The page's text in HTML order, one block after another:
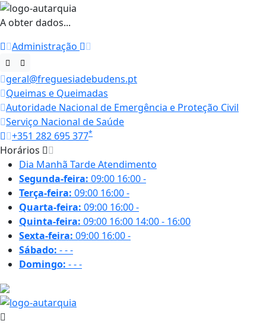
A obter dados...
Administração
geral@freguesiadebudens.pt
Queimas e Queimadas
Autoridade Nacional de Emergência e Proteção Civil
Serviço Nacional de Saúde
+351 282 695 377*
Horários
Dia Manhã TardeAtendimento
Segunda-feira: 09:00 16:00-
Terça-feira: 09:00 16:00-
Quarta-feira: 09:00 16:00-
Quinta-feira: 09:00 16:00 14:00 - 16:00
Sexta-feira: 09:00 16:00-
Sábado: ---
Domingo: ---